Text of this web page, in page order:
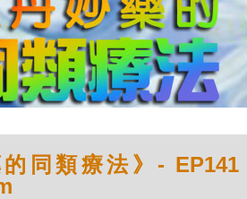
的同類療法》-